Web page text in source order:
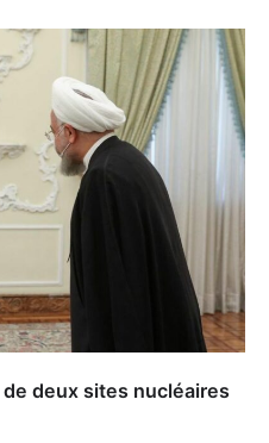
de deux sites nucléaires